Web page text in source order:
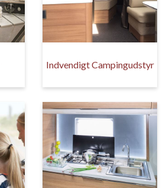
Indvendigt Campingudstyr